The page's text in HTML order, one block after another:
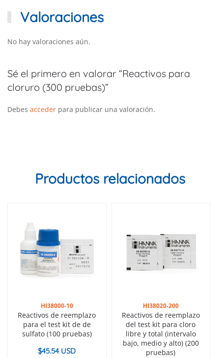
Valoraciones
No hay valoraciones aún.
Sé el primero en valorar “Reactivos para
cloruro (300 pruebas)”
Debes acceder para publicar una valoración.
Productos relacionados
HI38000-10
Reactivos de reemplazo
para el test kit de de
sulfato (100 pruebas)
$45.54 USD
HI38020-200
Reactivos de reemplazo
del test kit para cloro
libre y total (intervalo
bajo, medio y alto) (200
pruebas)